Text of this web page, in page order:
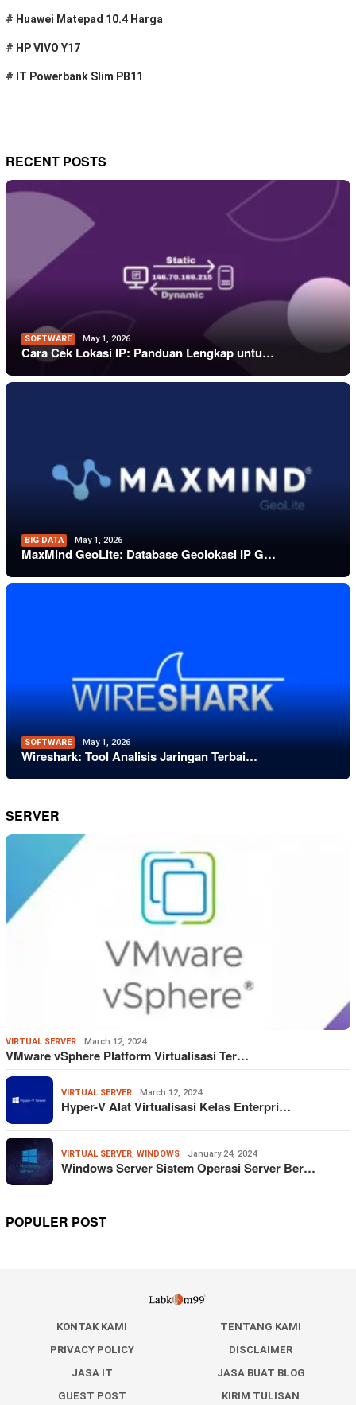
# Huawei Matepad 10.4 Harga
# HP VIVO Y17
# IT Powerbank Slim PB11
RECENT POSTS
SOFTWARE May 1, 2026
Cara Cek Lokasi IP: Panduan Lengkap untu…
BIG DATA May 1, 2026
MaxMind GeoLite: Database Geolokasi IP G…
SOFTWARE May 1, 2026
Wireshark: Tool Analisis Jaringan Terbai…
SERVER
VIRTUAL SERVER March 12, 2024
VMware vSphere Platform Virtualisasi Ter…
VIRTUAL SERVER March 12, 2024
Hyper-V Alat Virtualisasi Kelas Enterpri…
VIRTUAL SERVER, WINDOWS January 24, 2024
Windows Server Sistem Operasi Server Ber…
POPULER POST
KONTAK KAMI
TENTANG KAMI
PRIVACY POLICY
DISCLAIMER
JASA IT
JASA BUAT BLOG
GUEST POST
KIRIM TULISAN